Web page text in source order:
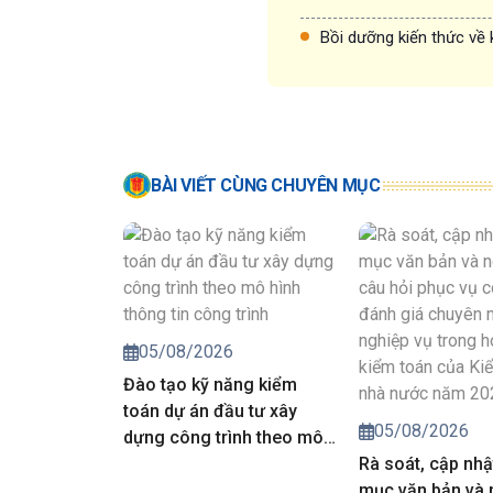
Bồi dưỡng kiến thức về
BÀI VIẾT CÙNG CHUYÊN MỤC
05/08/2026
Đào tạo kỹ năng kiểm
toán dự án đầu tư xây
dựng công trình theo mô
05/08/2026
Rà soát, cập